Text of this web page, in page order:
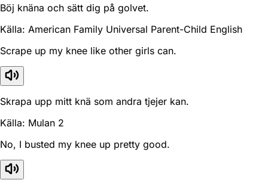
Böj knäna och sätt dig på golvet.
Källa: American Family Universal Parent-Child English
Scrape up my knee like other girls can.
Skrapa upp mitt knä som andra tjejer kan.
Källa: Mulan 2
No, I busted my knee up pretty good.